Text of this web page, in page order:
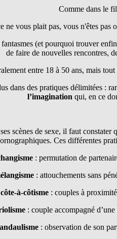
Comme dans le
ne vous plait pas, vous n'êtes
(et pourquoi trouver
de faire de nouvelles rencontres,
entre 18 à 50 ans, mais
dans des pratiques délimitées :
l’imagination qui, en ce
scènes de sexe, il faut constater
Ces différentes
: permutation de
: attouchements sans
côte-à-côtisme : couples à
: couple accompagné
: observation de son